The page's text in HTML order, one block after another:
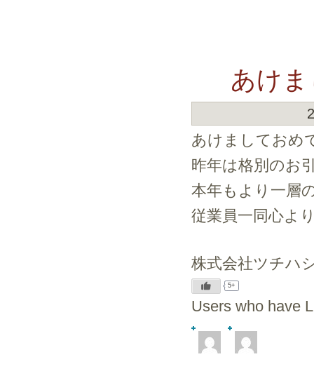
あけ
あけましておめ
昨年は格別のお
本年もより一層
従業員一同心よ
株式会社ツチハ
5+
Users who have